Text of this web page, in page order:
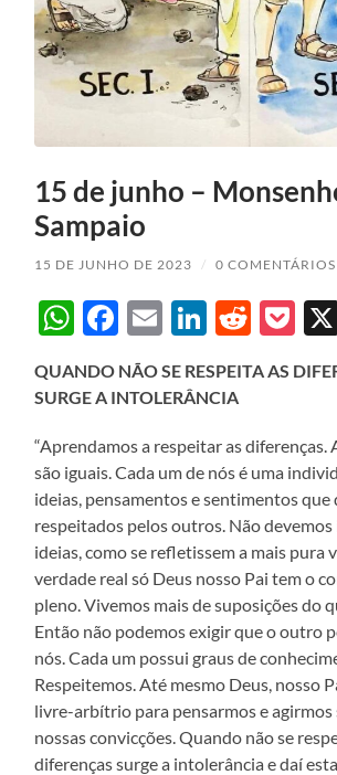
15 de junho –
Sampaio
15 DE JUNHO DE 2023 / 0 COMENTÁRIOS
WhatsApp
Facebook
Email
QUANDO NÃO SE RESPEITA AS
SURGE A INTOLERÂNCIA
“Aprendamos a respeitar as diferenças.
são iguais. Cada um de nós é uma
ideias, pensamentos e sentimentos que
respeitados pelos outros. Não
ideias, como se refletissem a mais pura
verdade real só Deus nosso Pai tem o
pleno. Vivemos mais de suposições do
Então não podemos exigir que o outro
nós. Cada um possui graus de
Respeitemos. Até mesmo Deus, nosso
livre-arbítrio para pensarmos e agirmos
nossas convicções. Quando não se
diferenças surge a intolerância e daí